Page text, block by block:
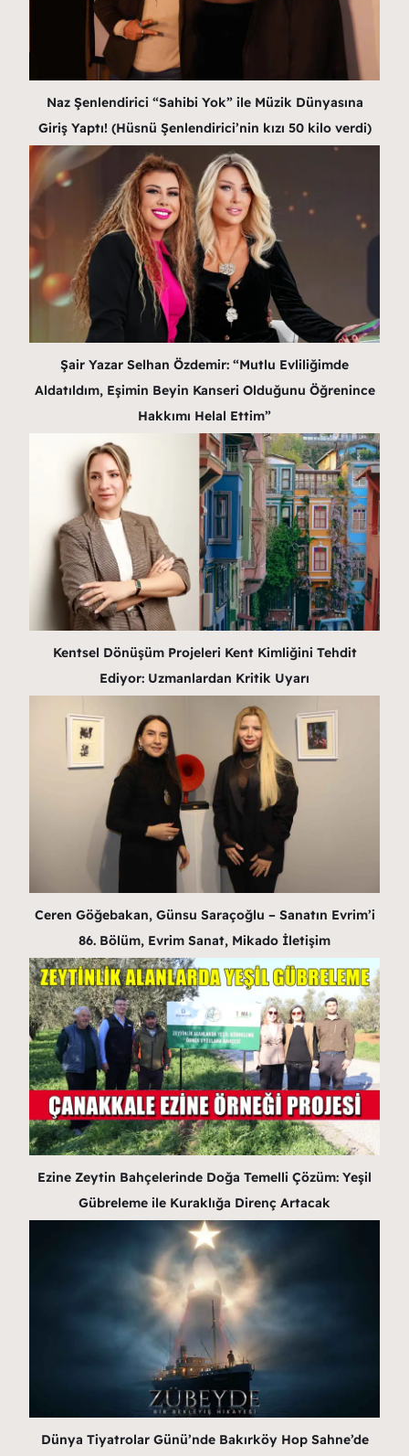
Naz Şenlendirici “Sahibi Yok” ile Müzik Dünyasına
Giriş Yaptı! (Hüsnü Şenlendirici’nin kızı 50 kilo verdi)
Şair Yazar Selhan Özdemir: “Mutlu Evliliğimde
Aldatıldım, Eşimin Beyin Kanseri Olduğunu Öğrenince
Hakkımı Helal Ettim”
Kentsel Dönüşüm Projeleri Kent Kimliğini Tehdit
Ediyor: Uzmanlardan Kritik Uyarı
Ceren Göğebakan, Günsu Saraçoğlu – Sanatın Evrim’i
86. Bölüm, Evrim Sanat, Mikado İletişim
Ezine Zeytin Bahçelerinde Doğa Temelli Çözüm: Yeşil
Gübreleme ile Kuraklığa Direnç Artacak
Dünya Tiyatrolar Günü’nde Bakırköy Hop Sahne’de